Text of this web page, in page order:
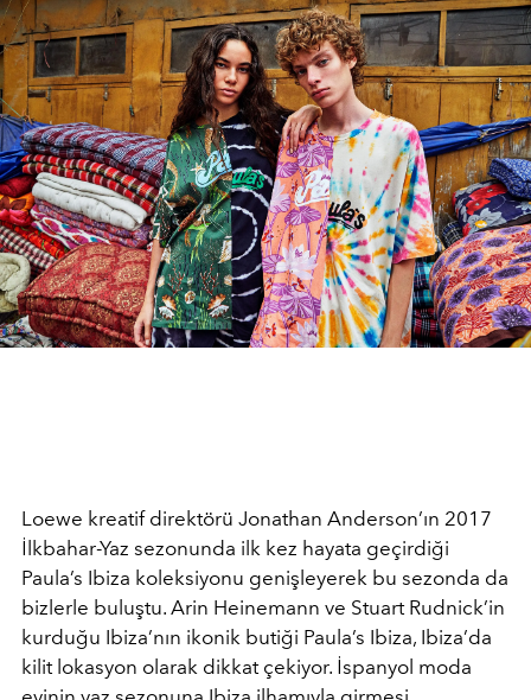
Loewe kreatif direktörü Jonathan Anderson’ın 2017
İlkbahar-Yaz sezonunda ilk kez hayata geçirdiği
Paula’s Ibiza koleksiyonu genişleyerek bu sezonda da
bizlerle buluştu. Arin Heinemann ve Stuart Rudnick’in
kurduğu Ibiza’nın ikonik butiği Paula’s Ibiza, Ibiza’da
kilit lokasyon olarak dikkat çekiyor. İspanyol moda